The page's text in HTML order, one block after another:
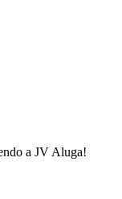
a JV Aluga!